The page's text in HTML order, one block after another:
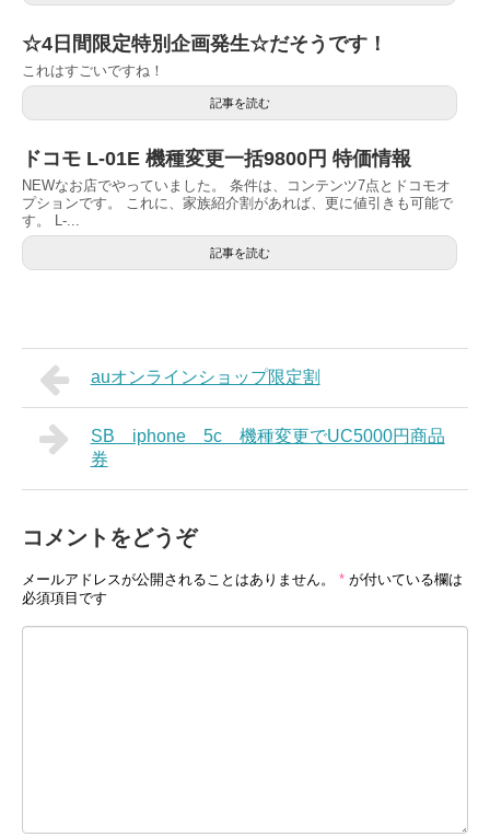
☆4日間限定特別企画発生☆だそうです！
これはすごいですね！
記事を読む
ドコモ L-01E 機種変更一括9800円 特価情報
NEWなお店でやっていました。 条件は、コンテンツ7点とドコモオ
プションです。 これに、家族紹介割があれば、更に値引きも可能で
す。 L-...
記事を読む
auオンラインショップ限定割
SB iphone 5c 機種変更でUC5000円商品
券
コメントをどうぞ
メールアドレスが公開されることはありません。 * が付いている欄は
必須項目です